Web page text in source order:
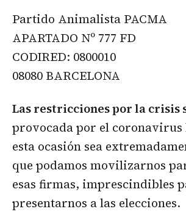
Partido Animalista PACMA
APARTADO Nº 777 FD
CODIRED: 0800010
08080 BARCELONA
Las restricciones por la crisis
provocada por el coronavirus
esta ocasión sea
que podamos movilizarnos
esas firmas, imprescindibles
presentarnos a las elecciones.